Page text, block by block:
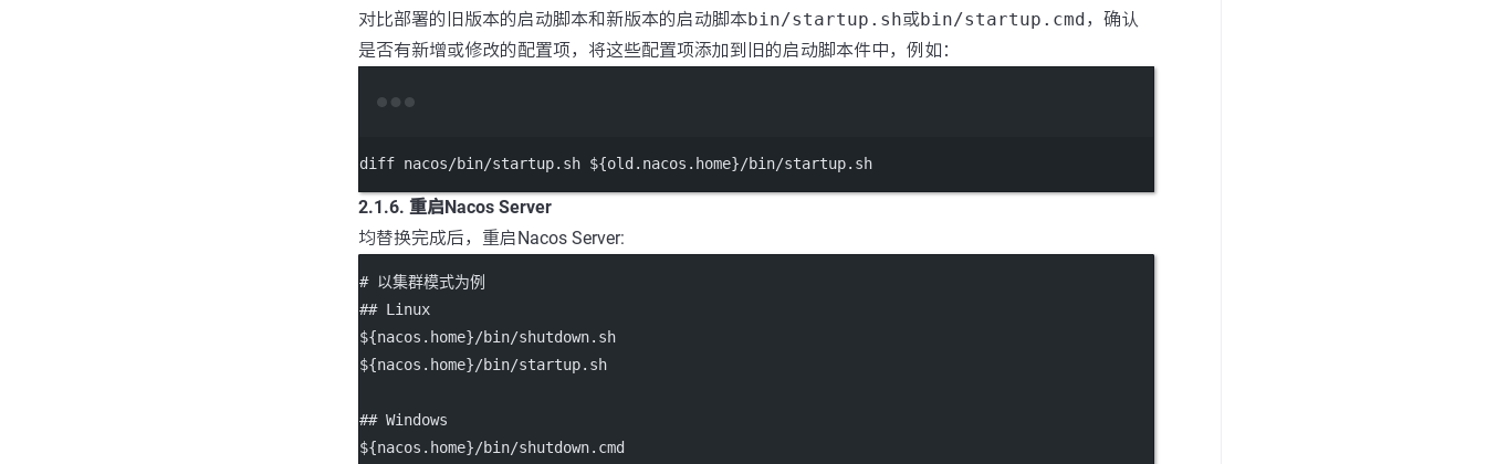
对比部署的旧版本的启动脚本和新版本的启动脚本bin/startup.sh或bin/startup.cmd，确认
是否有新增或修改的配置项，将这些配置项添加到旧的启动脚本件中，例如：
diff nacos/bin/startup.sh ${old.nacos.home}/bin/startup.sh
2.1.6. 重启Nacos Server
均替换完成后，重启Nacos Server:
# 以集群模式为例
## Linux
${nacos.home}/bin/shutdown.sh
${nacos.home}/bin/startup.sh
## Windows
${nacos.home}/bin/shutdown.cmd